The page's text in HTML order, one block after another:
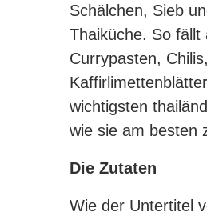
Schälchen, Sieb
Thaiküche. So fällt
Currypasten,
wichtigsten
wie sie am besten
Die Zutaten
Wie der Untertitel